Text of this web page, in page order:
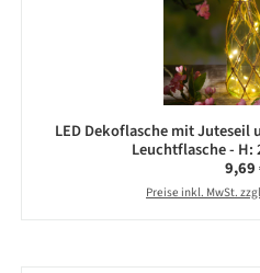
LED Dekoflasche mit Juteseil
Leuchtflasche - H:
9,69
Preise inkl. MwSt.